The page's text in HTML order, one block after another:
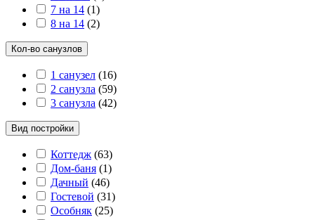
7 на 14 (1)
8 на 14 (2)
Кол-во санузлов
1 санузел (16)
2 санузла (59)
3 санузла (42)
Вид постройки
Коттедж (63)
Дом-баня (1)
Дачный (46)
Гостевой (31)
Особняк (25)